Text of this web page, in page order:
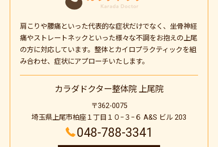
肩こりや腰痛といった代表的な症状だけでなく、坐骨神経
痛やストレートネックといった様々な不調をお抱えの上尾
の方に対応しています。整体とカイロプラクティックを組
み合わせ、症状にアプローチいたします。
カラダドクター整体院 上尾院
〒362-0075
埼玉県上尾市柏座１丁目１０−３−６ A&S ビル 203
048-788-3341